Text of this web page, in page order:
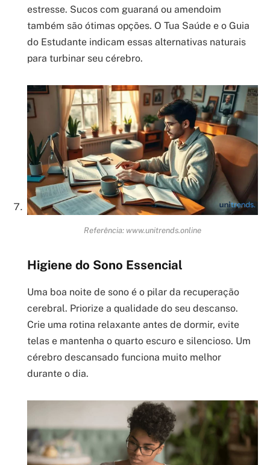
estresse. Sucos com guaraná ou amendoim
também são ótimas opções. O Tua Saúde e o Guia
do Estudante indicam essas alternativas naturais
para turbinar seu cérebro.
Referência: www.unitrends.online
Higiene do Sono Essencial
Uma boa noite de sono é o pilar da recuperação
cerebral. Priorize a qualidade do seu descanso.
Crie uma rotina relaxante antes de dormir, evite
telas e mantenha o quarto escuro e silencioso. Um
cérebro descansado funciona muito melhor
durante o dia.